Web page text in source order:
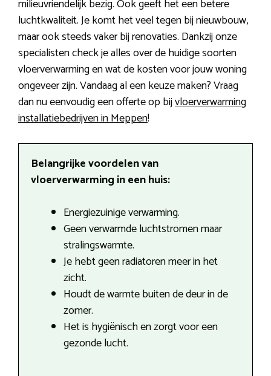
milieuvriendelijk bezig. Ook geeft het een betere
luchtkwaliteit. Je komt het veel tegen bij nieuwbouw,
maar ook steeds vaker bij renovaties. Dankzij onze
specialisten check je alles over de huidige soorten
vloerverwarming en wat de kosten voor jouw woning
ongeveer zijn. Vandaag al een keuze maken? Vraag
dan nu eenvoudig een offerte op bijvloerverwarming
installatiebedrijven in Meppen!
Belangrijke voordelen van
vloerverwarming in een huis:
Energiezuinige verwarming.
Geen verwarmde luchtstromen maar
stralingswarmte.
Je hebt geen radiatoren meer in het
zicht.
Houdt de warmte buiten de deur in de
zomer.
Het is hygiënisch en zorgt voor een
gezonde lucht.